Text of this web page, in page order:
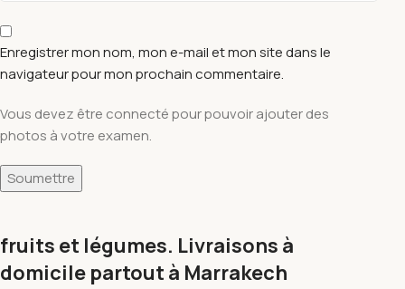
Enregistrer mon nom, mon e-mail et mon site dans le
navigateur pour mon prochain commentaire.
Vous devez être connecté pour pouvoir ajouter des
photos à votre examen.
fruits et légumes. Livraisons à
domicile partout à Marrakech